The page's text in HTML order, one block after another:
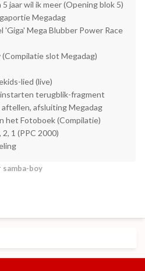
jaar wil ik meer (Opening blok 5)
Megadag
'Giga' Mega Blubber Power Race
slot Megadag)
lied (live)
terugblik-fragment
afsluiting Megadag
het Fotoboek (Compilatie)
1 (PPC 2000)
samba-boy